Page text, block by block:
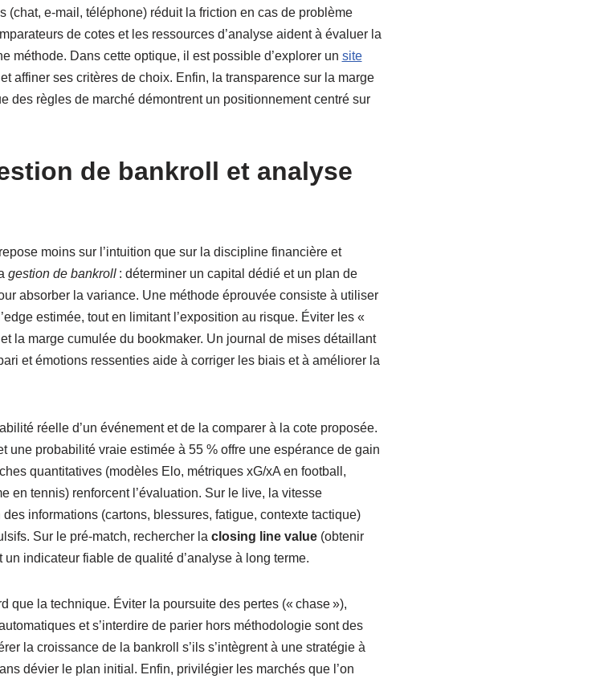
(chat, e-mail, téléphone) réduit la friction en cas de problème
de cotes et les ressources d’analyse aident à évaluer la
méthode. Dans cette optique, il est possible d’explorer un site
affiner ses critères de choix. Enfin, la transparence sur la marge
des règles de marché démontrent un positionnement centré sur
de bankroll et analyse
moins sur l’intuition que sur la discipline financière et
gestion de bankroll: déterminer un capital dédié et un plan de
absorber la variance. Une méthode éprouvée consiste à utiliser
estimée, tout en limitant l’exposition au risque. Éviter les «
la marge cumulée du bookmaker. Un journal de mises détaillant
et émotions ressenties aide à corriger les biais et à améliorer la
réelle d’un événement et de la comparer à la cote proposée.
une probabilité vraie estimée à 55 % offre une espérance de gain
quantitatives (modèles Elo, métriques xG/xA en football,
en tennis) renforcent l’évaluation. Sur le live, la vitesse
informations (cartons, blessures, fatigue, contexte tactique)
Sur le pré-match, rechercher la closing line value(obtenir
indicateur fiable de qualité d’analyse à long terme.
que la technique. Éviter la poursuite des pertes (« chase »),
et s’interdire de parier hors méthodologie sont des
la croissance de la bankroll s’ils s’intègrent à une stratégie à
dévier le plan initial. Enfin, privilégier les marchés que l’on